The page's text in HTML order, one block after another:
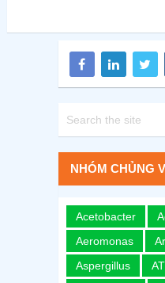
NHÓM CHỦNG
Acetobacter
Aeromonas
Aspergillus